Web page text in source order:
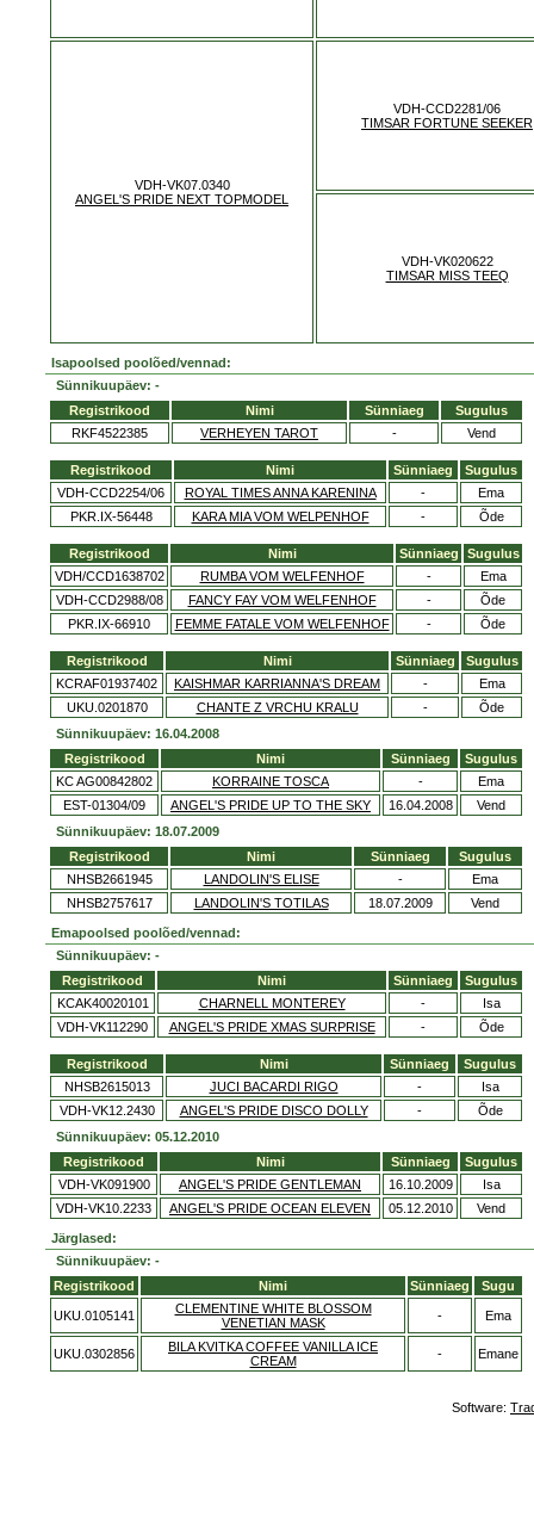
VDH-VK07.0340
ANGEL'S PRIDE NEXT TOPMODEL
VDH-CCD2281/06
TIMSAR FORTUNE SEEKER
VDH-VK020622
TIMSAR MISS TEEQ
Isapoolsed poolõed/vennad:
Sünnikuupäev: -
Registrikood
Nimi Sünniaeg
Sugulus
RKF4522385
VERHEYEN TAROT - Vend
Registrikood Nimi Sünniaeg
Sugulus
VDH-CCD2254/06
ROYAL TIMES ANNA KARENINA -
Ema
PKR.IX-56448
KARA MIA VOM WELPENHOF - Õde
Registrikood Nimi Sünniaeg
Sugulus
VDH/CCD1638702
RUMBA VOM WELFENHOF -
Ema
VDH-CCD2988/08
FANCY FAY VOM WELFENHOF -
Õde
PKR.IX-66910
FEMME FATALE VOM WELFENHOF - Õde
Registrikood Nimi Sünniaeg
Sugulus
KCRAF01937402
KAISHMAR KARRIANNA'S DREAM -
Ema
UKU.0201870
CHANTE Z VRCHU KRALU -
Õde
Sünnikuupäev: 16.04.2008
Registrikood
Nimi Sünniaeg
Sugulus
KC AG00842802
KORRAINE TOSCA -
Ema
EST-01304/09
ANGEL'S PRIDE UP TO THE SKY 16.04.2008
Vend
Sünnikuupäev: 18.07.2009
Registrikood
Nimi Sünniaeg
Sugulus
NHSB2661945
LANDOLIN'S ELISE -
Ema
NHSB2757617
LANDOLIN'S TOTILAS 18.07.2009 Vend
Emapoolsed poolõed/vennad:
Sünnikuupäev: -
Registrikood
Nimi Sünniaeg
Sugulus
KCAK40020101
CHARNELL MONTEREY -
Isa
VDH-VK112290
ANGEL'S PRIDE XMAS SURPRISE - Õde
Registrikood Nimi Sünniaeg
Sugulus
NHSB2615013
JUCI BACARDI RIGO -
Isa
VDH-VK12.2430
ANGEL'S PRIDE DISCO DOLLY -
Õde
Sünnikuupäev: 05.12.2010
Registrikood
Nimi Sünniaeg
Sugulus
VDH-VK091900
ANGEL'S PRIDE GENTLEMAN 16.10.2009
Isa
VDH-VK10.2233
ANGEL'S PRIDE OCEAN ELEVEN 05.12.2010 Vend
Järglased:
Sünnikuupäev: -
Registrikood
Nimi Sünniaeg Sugu
UKU.0105141
CLEMENTINE WHITE BLOSSOM
VENETIAN MASK
- Ema
UKU.0302856
BILA KVITKA COFFEE VANILLA ICE
CREAM
- Emane
Software: